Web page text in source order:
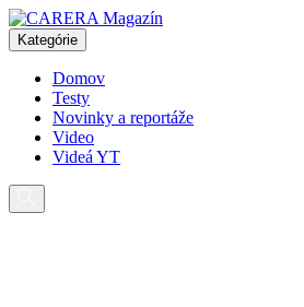
Pokračovať
na
obsah
Kategórie
Domov
Testy
Novinky a reportáže
Video
Videá YT